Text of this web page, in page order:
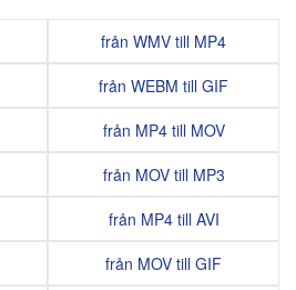
från WMV till MP4
från WEBM till GIF
från MP4 till MOV
från MOV till MP3
från MP4 till AVI
från MOV till GIF